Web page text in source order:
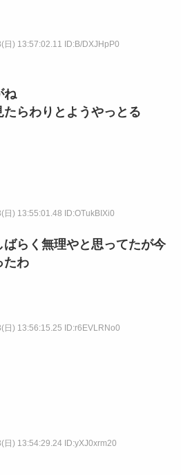
日) 13:57:02.11 ID:B/DXJHpP0
ね
らわりとようやっとる
日) 13:55:01.48 ID:OTukBIXi0
らく無理やと思ってたが今
たわ
日) 13:56:15.25 ID:r6EVLRNo0
日) 13:54:29.24 ID:yXJ0xrm20